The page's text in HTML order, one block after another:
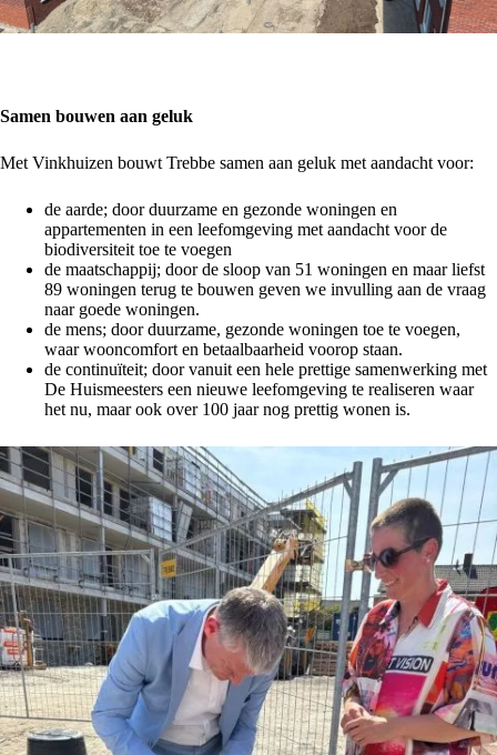
Samen bouwen aan geluk
Met Vinkhuizen bouwt Trebbe samen aan geluk met aandacht voor:
de aarde; door duurzame en gezonde woningen en
appartementen in een leefomgeving met aandacht voor de
biodiversiteit toe te voegen
de maatschappij; door de sloop van 51 woningen en maar liefst
89 woningen terug te bouwen geven we invulling aan de vraag
naar goede woningen.
de mens; door duurzame, gezonde woningen toe te voegen,
waar wooncomfort en betaalbaarheid voorop staan.
de continuïteit; door vanuit een hele prettige samenwerking met
De Huismeesters een nieuwe leefomgeving te realiseren waar
het nu, maar ook over 100 jaar nog prettig wonen is.